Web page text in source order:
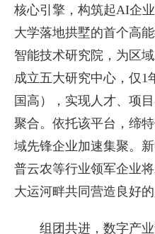
核心引擎，构筑起AI企
大学落地拱墅的首个高
智能技术研究院，为区
成立五大研究中心，仅1
国高），实现人才、项
聚合。依托该平台，缔
域先锋企业加速集聚。
普云农等行业领军企业
大运河畔共同营造良好
组团共进，数字产